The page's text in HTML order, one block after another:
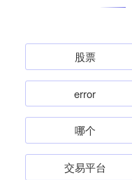
股票
error
哪个
交易平台